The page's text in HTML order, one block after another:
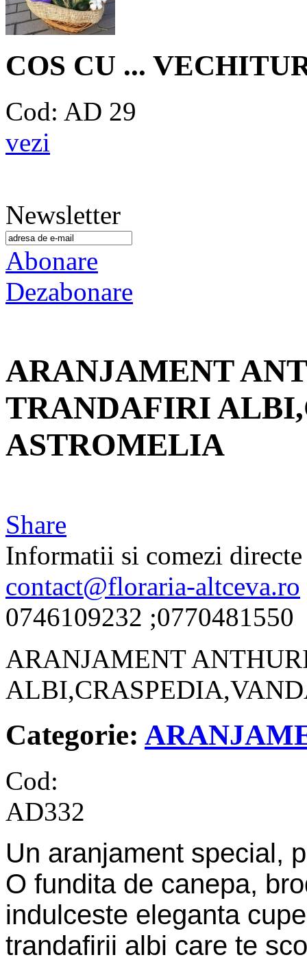
COS CU ...
Cod: AD 29
vezi
Newsletter
Abonare
Dezabonare
ARANJAMENT
TRANDAFIRI
ASTROMELIA
Share
Informatii si comezi
contact@floraria-altceva.ro
0746109232 ;0770481550
ARANJAMENT
Categorie:
Cod:
AD332
Un aranjament special,
O fundita de canepa,
indulceste eleganta
trandafirii albi care te